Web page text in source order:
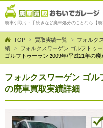
廃車引取り・手続きなど廃車処分のことなら【廃
TOP 買取実績一覧
フォルク
績
フォルクスワーゲン ゴルフトゥ
ゴルフトゥーラン 2009年/平成21年の廃
フォルクスワーゲン ゴル
の廃車買取実績詳細